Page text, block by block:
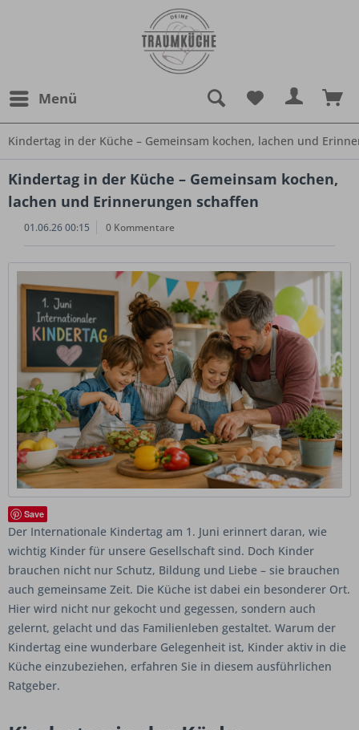
Menü
Kindertag in der Küche – Gemeinsam kochen, lachen und
Kindertag in der Küche – Gemeinsam kochen,
lachen und Erinnerungen schaffen
01.06.26 00:15 0 Kommentare
Save
Der Internationale Kindertag am 1. Juni erinnert daran, wie
wichtig Kinder für unsere Gesellschaft sind. Doch Kinder
brauchen nicht nur Schutz, Bildung und Liebe – sie brauchen
auch gemeinsame Zeit. Die Küche ist dabei ein besonderer Ort.
Hier wird nicht nur gekocht und gegessen, sondern auch
gelernt, gelacht und das Familienleben gestaltet. Warum der
Kindertag eine wunderbare Gelegenheit ist, Kinder aktiv in die
Küche einzubeziehen, erfahren Sie in diesem ausführlichen
Ratgeber.